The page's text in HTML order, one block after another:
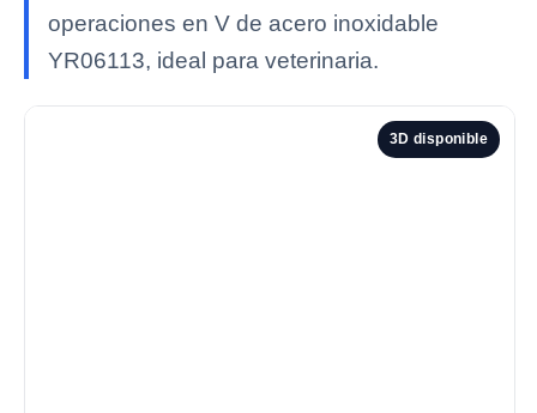
operaciones en V de acero inoxidable
YR06113, ideal para veterinaria.
3D disponible